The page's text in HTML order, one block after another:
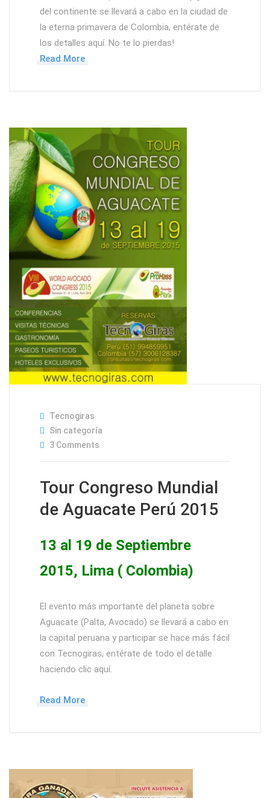
del continente se llevará a cabo en la ciudad de
la eterna primavera de Colombia, entérate de
los detalles aquí. No te lo pierdas!
Read More
Tecnogiras
Sin categoría
3 Comments
Tour Congreso Mundial
de Aguacate Perú 2015
13 al 19 de Septiembre
2015, Lima ( Colombia)
El evento más importante del planeta sobre
Aguacate (Palta, Avocado) se llevará a cabo en
la capital peruana y participar se hace más fácil
con Tecnogiras, entérate de todo el detalle
haciendo clic aquí.
Read More